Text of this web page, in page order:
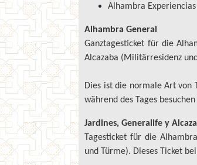
Alhambra Experiencias
Alhambra General
Ganztagesticket für die
Alcazaba (Militärresidenz
Dies ist die normale Art von
während des Tages
Jardines, Generalife y
Tagesticket für die
und Türme). Dieses Ticket